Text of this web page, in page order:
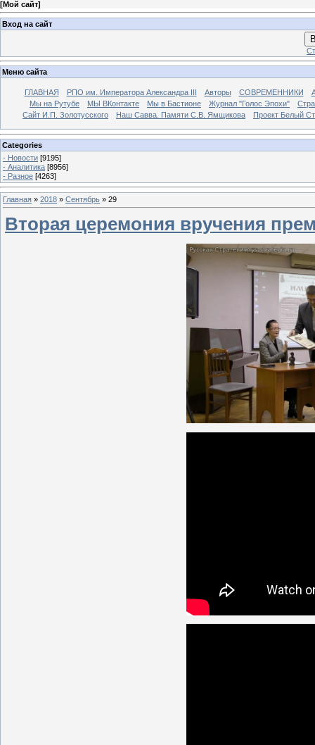
[Мой сайт]
Вход на сайт
Меню сайта
ГЛАВНАЯ РПО им. Императора Александра III Авторы СОВРЕМЕННИКИ
Мы на Рутубе
МЫ ВКонтакте Мы в Бастионе Журнал "Голос Эпохи"
Сайт И.П. Золотусского
Наш Савва. Памяти С.В. Ямщикова Проект Белый
Categories
- Новости [9195]
- Аналитика [8956]
- Разное [4263]
Главная » 2018 » Сентябрь » 29
Вторая церемония вручения